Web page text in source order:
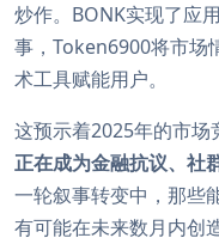
炒作。BONK实现了应
事，Token6900将市场
术工具赋能用户。
这预示着2025年的市场
正在成为金融抗议、社
一轮叙事转变中，那些
有可能在未来数月内创